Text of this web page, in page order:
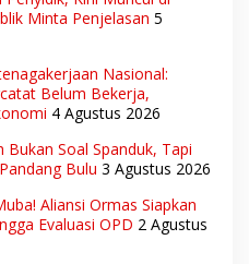
Minta Penjelasan 5
Nasional:
Belum Bekerja,
4 Agustus 2026
Soal Spanduk, Tapi
Bulu 3 Agustus 2026
Aliansi Ormas Siapkan
Evaluasi OPD 2 Agustus